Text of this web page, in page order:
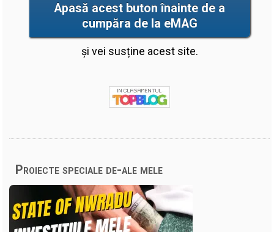
Apasă acest buton înainte de a
cumpăra de la eMAG
și vei susține acest site.
Proiecte speciale de-ale mele